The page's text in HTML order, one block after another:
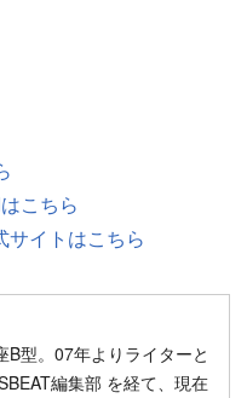
こちら
サイトはこちら
型。07年よりライターと
編集部 を経て、現在